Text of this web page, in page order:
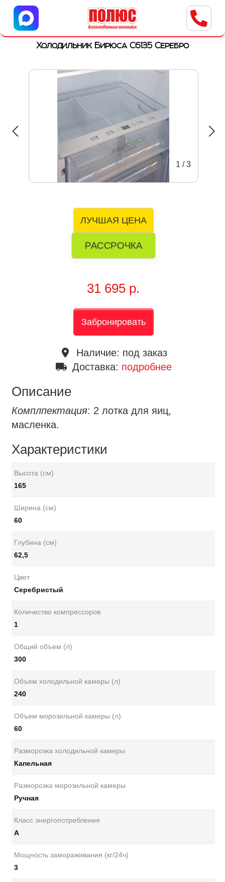
Центр бытовой техники
г. Ульяновск, ул. Пушкарева, 8a
Холодильник Бирюса C6135 Серебро
1 /3
ЛУЧШАЯ ЦЕНА
РАССРОЧКА
31 695 р.
Забронировать
place Наличие: под заказ
local_shipping Доставка: подробнее
Описание
Комплпектация: 2 лотка для яиц,
масленка.
Характеристики
Высота (см)
165
Ширина (см)
60
Глубина (см)
62,5
Цвет
Серебристый
Количество компрессоров
1
Общий объем (л)
300
Объем холодильной камеры (л)
240
Объем морозильной камеры (л)
60
Разморозка холодильной камеры
Капельная
Разморозка морозильной камеры
Ручная
Класс энергопотребления
А
Мощность замораживания (кг/24ч)
3